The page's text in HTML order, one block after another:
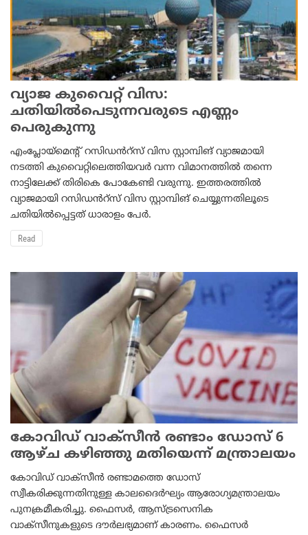
വ്യാ​ജ കുവൈറ്റ് വി​സ:
ചതിയിൽപെടുന്നവരുടെ എണ്ണം
പെരുകുന്നു
എംപ്ലോയ്മെന്റ് റസിഡൻറ്സ് വിസ സ്റ്റാമ്പിങ് വ്യാജമായി
നടത്തി കുവൈറ്റിലെത്തിയവർ വന്ന വിമാനത്തിൽ തന്നെ
നാട്ടിലേക്ക് തിരികെ പോകേണ്ടി വരുന്നു. ഇത്തരത്തിൽ
വ്യാജമായി റസിഡൻറ്സ് വിസ സ്റ്റാമ്പിങ് ചെയ്യുന്നതിലൂടെ
ചതിയിൽപ്പെട്ടത് ധാരാളം പേർ.
Read
കോവിഡ് വാക്‌സീന്‍ രണ്ടാം ഡോസ് 6
ആഴ്ച കഴിഞ്ഞു മതിയെന്ന് മന്ത്രാലയം
കോവിഡ് വാക്‌സീന്‍ രണ്ടാമത്തെ ഡോസ്
സ്വീകരിക്കുന്നതിനുള്ള കാലദൈര്‍ഘ്യം ആരോഗ്യമന്ത്രാലയം
പുനക്രമീകരിച്ചു. ഫൈസര്‍, ആസ്ട്രസെനിക
വാക്‌സീനുകളുടെ ദൗര്‍ലഭ്യമാണ് കാരണം. ഫൈസര്‍